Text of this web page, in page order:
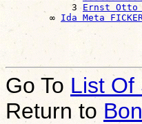
            3
Ernst Otto
        ∞
Ida Meta
Go To List Of
Return to